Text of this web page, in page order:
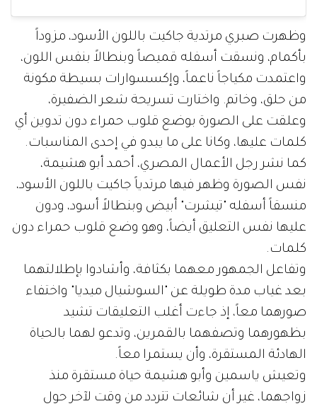
وظهرت صبري مرتدية جاكيت باللون الأسود، مزوداً
بأكمام، ونسقت أسفله قميصاً وبنطالاً بنفس اللون،
واعتمدت مكياجاً ناعماً، وإكسسوارات بسيطة مكونة
من حلق، وخاتم. واختارت تسريحة شعر الضفيرة،
وعلقت على الصورة بوضع قلوب حمراء دون تدوين أي
كلمات عليها، وكانا على ما يبدو في إحدى المناسبات.
كما نشر رجل الأعمال المصري، أحمد أبو هشيمة،
نفس الصورة وظهر فيها مرتدياً جاكيت باللون الأسود،
منسقاً أسفله "تيشرت" أبيض وبنطالاً أسود، ودون
عليها نفس التعليق أيضاً، وهو وضع قلوب حمراء دون
كلمات.
وتفاعل الجمهور معهما بكثافة، وأشادوا بإطلالتهما
بعد غياب مدة طويلة عن "السوشيال ميديا" واختفاء
صورهما معاً، إذ جاءت أغلب التعليقات تشيد
بظهورهما وتصفهما بالقمرين، وتدعو لهما بالحياة
الهادئة المستقرة، وأن يستمرا معاً.
وتعيش ياسمين وأبو هشيمة حياة مستقرة منذ
زواجهما، غير أن شائعات تتردد من وقت لآخر حول